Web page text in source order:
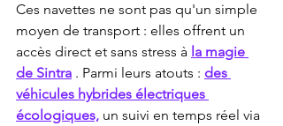
Ces navettes ne sont pas qu'un simple
moyen de transport : elles offrent un
accès direct et sans stress à la magie
de Sintra . Parmi leurs atouts : des
véhicules hybrides électriques
écologiques, un suivi en temps réel via